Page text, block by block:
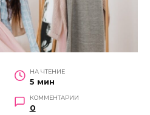
НА ЧТЕНИЕ
5 мин
КОММЕНТАРИИ
0